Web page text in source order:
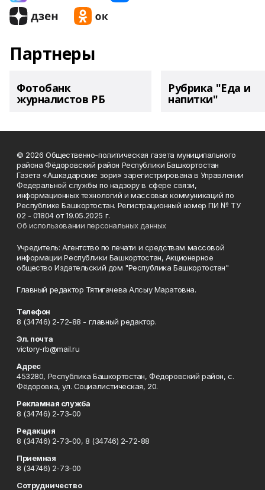
Партнеры
Фотобанк
журналистов РБ
Рубрика "Еда и
напитки"
© 2026 Общественно-политическая газета муниципального
района Фёдоровский район Республики Башкортостан
Газета «Ашкадарские зори» зарегистрирована в Управлении
Федеральной службы по надзору в сфере связи,
информационных технологий и массовых коммуникаций по
Республике Башкортостан. Регистрационный номер ПИ № ТУ
02 - 01804 от 19.05.2025 г.
Об использовании персональных данных
Учредитель: Агентство по печати и средствам массовой
информации Республики Башкортостан, Акционерное
общество Издательский дом "Республика Башкортостан"
Главный редактор Тятигачева Алсыу Маратовна.
Телефон
8 (34746) 2-72-88 - главный редактор.
Эл. почта
victory-rb@mail.ru
Адрес
453280, Республика Башкортостан, Фёдоровский район, с.
Фёдоровка, ул. Социалистическая, 20.
Рекламная служба
8 (34746) 2-73-00
Редакция
8 (34746) 2-73-00, 8 (34746) 2-72-88
Приемная
8 (34746) 2-73-00
Сотрудничество